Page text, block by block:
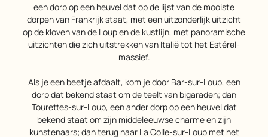
een dorp op een heuvel dat op de lijst van de mooiste
dorpen van Frankrijk staat, met een uitzonderlijk uitzicht
op de kloven van de Loup en de kustlijn, met panoramische
uitzichten die zich uitstrekken van Italië tot het Estérel-
massief.
Als je een beetje afdaalt, kom je door Bar-sur-Loup, een
dorp dat bekend staat om de teelt van bigaraden; dan
Tourettes-sur-Loup, een ander dorp op een heuvel dat
bekend staat om zijn middeleeuwse charme en zijn
kunstenaars; dan terug naar La Colle-sur-Loup met het